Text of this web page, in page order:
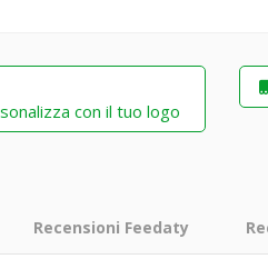
con il tuo logo
Recensioni Feedaty